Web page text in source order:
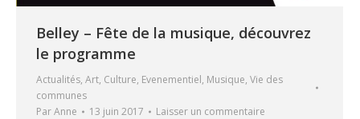
Belley – Fête de la musique, découvrez
le programme
Actualités, Art, Culture, Evenementiel, Musique, Vie des
communes
ParAnne 13 juin 2017 Laisser un commentaire